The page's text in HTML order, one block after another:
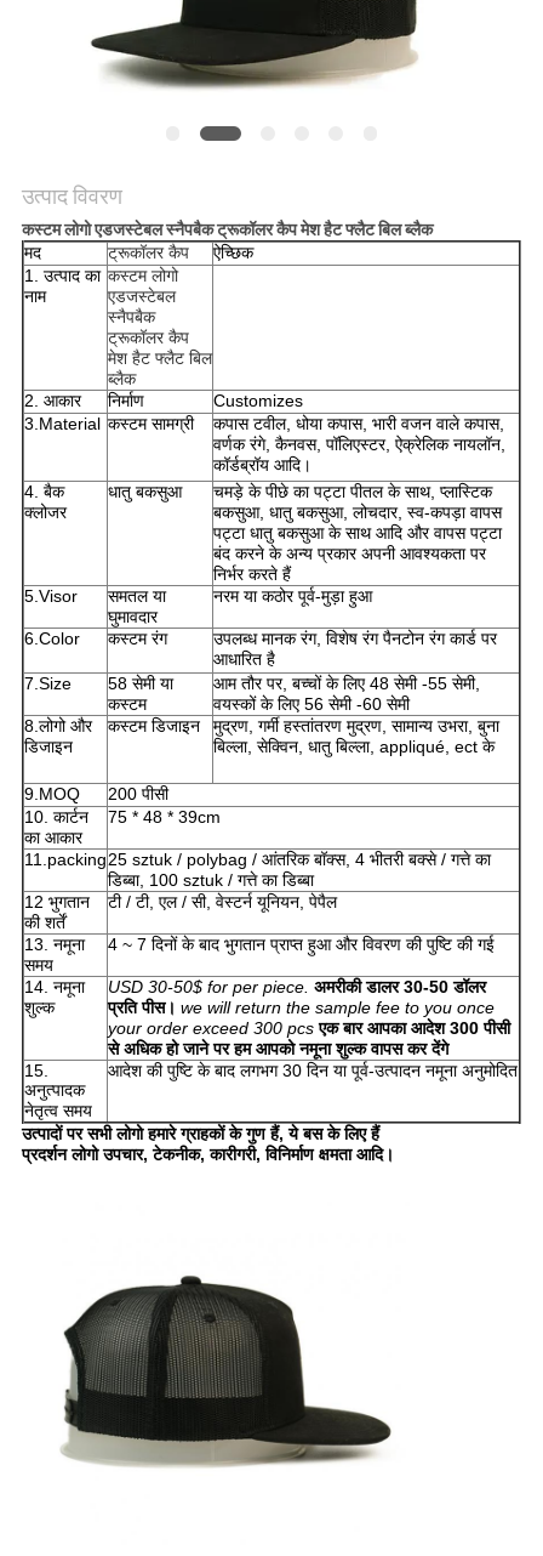
उत्पाद विवरण
कस्टम लोगो एडजस्टेबल स्नैपबैक ट्रूकॉलर कैप मेश हैट फ्लैट बिल ब्लैक
मद
ट्रूकॉलर कैप
ऐच्छिक
1. उत्पाद का
नाम
कस्टम लोगो
एडजस्टेबल
स्नैपबैक
ट्रूकॉलर कैप
मेश हैट फ्लैट बिल
ब्लैक
2. आकार
निर्माण
Customizes
3.Material कस्टम सामग्री
कपास टवील, धोया कपास, भारी वजन वाले कपास,
वर्णक रंगे, कैनवस, पॉलिएस्टर, ऐक्रेलिक नायलॉन,
कॉर्डब्रॉय आदि।
4. बैक
क्लोजर
धातु बकसुआ
चमड़े के पीछे का पट्टा पीतल के साथ, प्लास्टिक
बकसुआ, धातु बकसुआ, लोचदार, स्व-कपड़ा वापस
पट्टा धातु बकसुआ के साथ आदि और वापस पट्टा
बंद करने के अन्य प्रकार अपनी आवश्यकता पर
निर्भर करते हैं
5.Visor
समतल या
घुमावदार
नरम या कठोर पूर्व-मुड़ा हुआ
6.Color कस्टम रंग
उपलब्ध मानक रंग, विशेष रंग पैनटोन रंग कार्ड पर
आधारित है
7.Size
58 सेमी या
कस्टम
आम तौर पर, बच्चों के लिए 48 सेमी -55 सेमी,
वयस्कों के लिए 56 सेमी -60 सेमी
8.लोगो और
डिजाइन
कस्टम डिजाइन
मुद्रण, गर्मी हस्तांतरण मुद्रण, सामान्य उभरा, बुना
बिल्ला, सेक्विन, धातु बिल्ला, appliqué, ect के
9.MOQ
200 पीसी
10. कार्टन
का आकार
75 * 48 * 39cm
11.packing25 sztuk / polybag / आंतरिक बॉक्स, 4 भीतरी बक्से / गत्ते का
डिब्बा, 100 sztuk / गत्ते का डिब्बा
12 भुगतान
की शर्तें
टी / टी, एल / सी, वेस्टर्न यूनियन, पेपैल
13. नमूना
समय
4 ~ 7 दिनों के बाद भुगतान प्राप्त हुआ और विवरण की पुष्टि की गई
14. नमूना
शुल्क
USD 30-50$ for per piece. अमरीकी डालर 30-50 डॉलर
प्रति पीस। we will return the sample fee to you once
your order exceed 300 pcs एक बार आपका आदेश 300 पीसी
से अधिक हो जाने पर हम आपको नमूना शुल्क वापस कर देंगे
15.
अनुत्पादक
नेतृत्व समय
आदेश की पुष्टि के बाद लगभग 30 दिन या पूर्व-उत्पादन नमूना अनुमोदित
उत्पादों पर सभी लोगो हमारे ग्राहकों के गुण हैं, ये बस के लिए हैं
प्रदर्शन लोगो उपचार, टेकनीक, कारीगरी, विनिर्माण क्षमता आदि।